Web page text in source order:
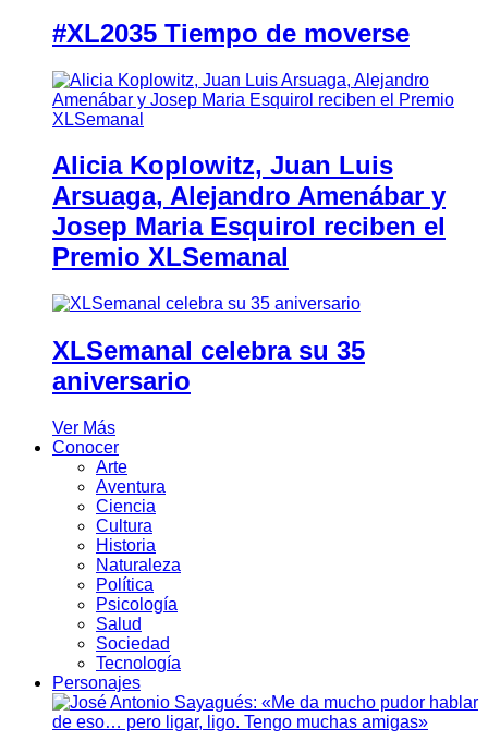
#XL2035 Tiempo de moverse
Alicia Koplowitz, Juan Luis
Arsuaga, Alejandro Amenábar y
Josep Maria Esquirol reciben el
Premio XLSemanal
XLSemanal celebra su 35
aniversario
Ver Más
Conocer
Arte
Aventura
Ciencia
Cultura
Historia
Naturaleza
Política
Psicología
Salud
Sociedad
Tecnología
Personajes